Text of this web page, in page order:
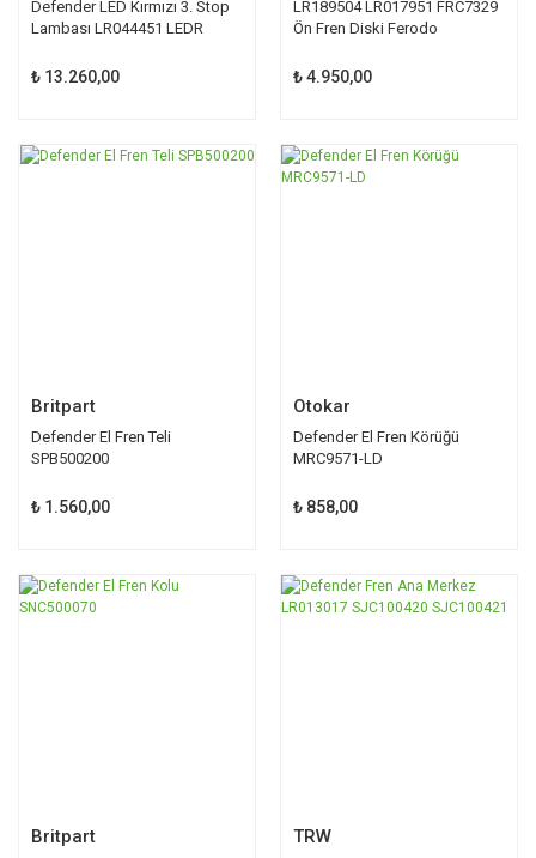
Defender LED Kırmızı 3. Stop
Lambası LR044451 LEDR
₺ 13.260,00
LR189504 LR017951 FRC7329
Ön Fren Diski Ferodo
₺ 4.950,00
Britpart
Defender El Fren Teli
SPB500200
₺ 1.560,00
Otokar
Defender El Fren Körüğü
MRC9571-LD
₺ 858,00
Britpart TRW